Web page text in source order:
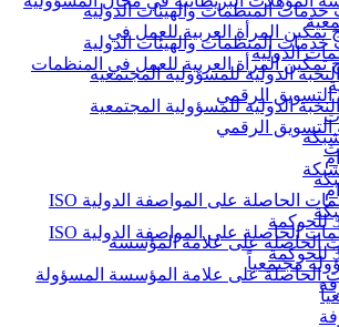
المنظمات والهيئات الدولية
تمكين المرأة العربية للعمل في
الدولية
الدولية للمسؤولية المجتمعية
الرقمي
المنظمات الحاصلة على المواصفة الدولية ISO
الحاصلة على علامة المؤسسة
مجتمعياً
المنظمات والهيئات الدولية
تمكين المرأة العربية للعمل في المنظمات
الدولية للمسؤولية المجتمعية
الرقمي
المنظمات الحاصلة على المواصفة الدولية ISO
الحاصلة على علامة المؤسسة المسؤولة